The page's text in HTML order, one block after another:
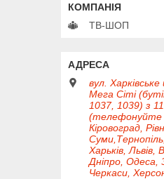
ТВ-ШОП
вул.
Мега Сіті
1037, 1039) з
(телефонуйте
Кіровоград,
Харьків, Львів,
Дніпро, Одеса,
Черкаси,